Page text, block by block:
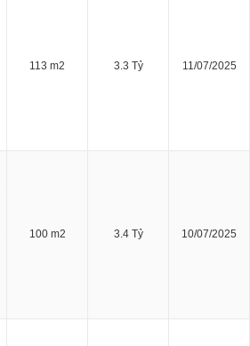
113 m2 3.3 Tỷ 11/07/2025
100 m2 3.4 Tỷ 10/07/2025